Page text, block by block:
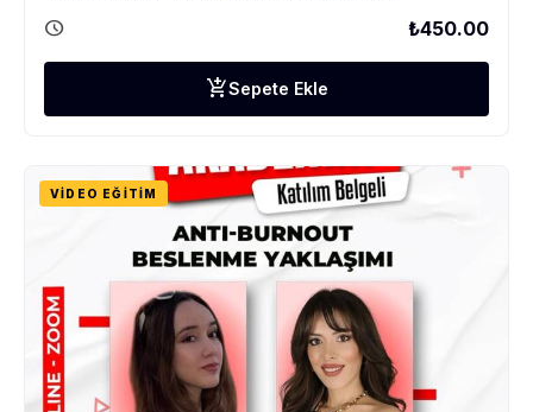
schedule ₺450.00
add_shopping_cartSepete Ekle
VIDEO EĞITIM